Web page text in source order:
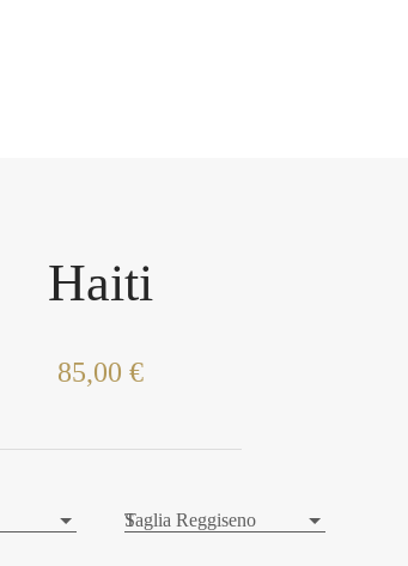
Haiti
85,00 €
S
Taglia Reggiseno